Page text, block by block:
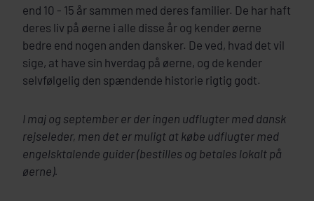
end 10 - 15 år sammen med deres familier. De har haft
deres liv på øerne i alle disse år og kender øerne
bedre end nogen anden dansker. De ved, hvad det vil
sige, at have sin hverdag på øerne, og de kender
selvfølgelig den spændende historie rigtig godt.
I maj og september er der ingen udflugter med dansk
rejseleder, men det er muligt at købe udflugter med
engelsktalende guider (bestilles og betales lokalt på
øerne).